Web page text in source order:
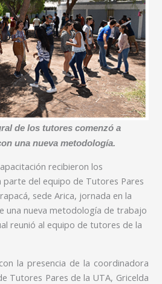
de los tutores comenzó a
una nueva metodología.
recibieron los
del equipo de Tutores Pares
sede Arica, jornada en la
una nueva metodología de trabajo
reunió al equipo de tutores de la
la presencia de la coordinadora
Tutores Pares de la UTA, Gricelda